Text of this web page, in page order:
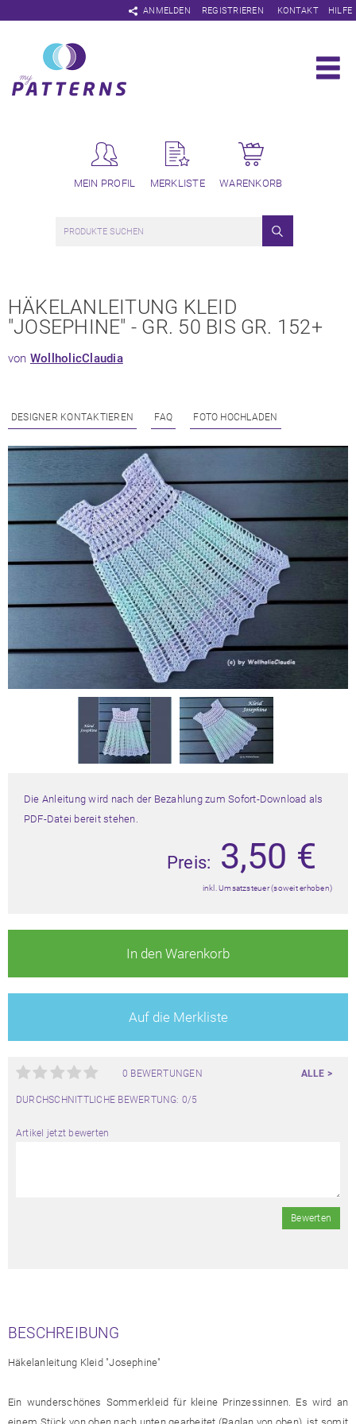
ANMELDEN
Navigation
überspringen
REGISTRIEREN KONTAKT HILFE
MEIN PROFIL MERKLISTE WARENKORB
HÄKELANLEITUNG KLEID
"JOSEPHINE" - GR. 50 BIS GR. 152+
von WollholicClaudia
DESIGNER KONTAKTIEREN FAQ FOTO HOCHLADEN
Die Anleitung wird nach der Bezahlung zum Sofort-Download als
PDF-Datei bereit stehen.
Preis: 3,50 €
inkl. Umsatzsteuer (soweit erhoben)
In den Warenkorb
Auf die Merkliste
0 BEWERTUNGEN ALLE >
DURCHSCHNITTLICHE BEWERTUNG: 0/5
Artikel jetzt bewerten
Bewerten
BESCHREIBUNG
Häkelanleitung Kleid "Josephine"
Ein wunderschönes Sommerkleid für kleine Prinzessinnen. Es wird an